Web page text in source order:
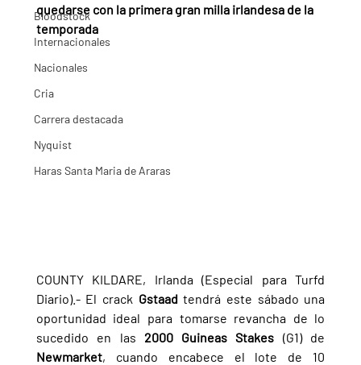
Bloodstock
Internacionales
Nacionales
Cria
Carrera destacada
Nyquist
Haras Santa Maria de Araras
quedarse con la primera gran milla irlandesa de la
temporada
COUNTY KILDARE, Irlanda (Especial para Turfd
Diario).- El crack Gstaad tendrá este sábado una
oportunidad ideal para tomarse revancha de lo
sucedido en las 2000 Guineas Stakes
Newmarket, cuando encabece el lote de 10